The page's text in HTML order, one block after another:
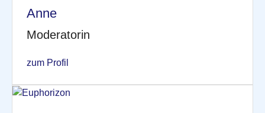
Anne
Moderatorin
zum Profil